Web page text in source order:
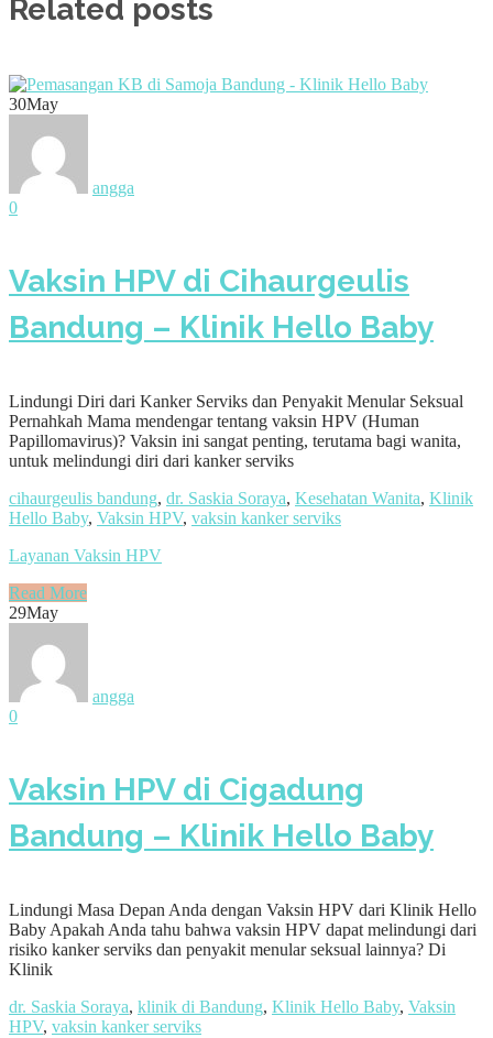
Related posts
30May
angga
0
Vaksin HPV di Cihaurgeulis
Bandung – Klinik Hello Baby
Lindungi Diri dari Kanker Serviks dan Penyakit Menular Seksual
Pernahkah Mama mendengar tentang vaksin HPV (Human
Papillomavirus)? Vaksin ini sangat penting, terutama bagi wanita,
untuk melindungi diri dari kanker serviks
cihaurgeulis bandung, dr. Saskia Soraya, Kesehatan Wanita, Klinik
Hello Baby, Vaksin HPV, vaksin kanker serviks
Layanan Vaksin HPV
Read More
29May
angga
0
Vaksin HPV di Cigadung
Bandung – Klinik Hello Baby
Lindungi Masa Depan Anda dengan Vaksin HPV dari Klinik Hello
Baby Apakah Anda tahu bahwa vaksin HPV dapat melindungi dari
risiko kanker serviks dan penyakit menular seksual lainnya? Di
Klinik
dr. Saskia Soraya, klinik di Bandung, Klinik Hello Baby, Vaksin
HPV, vaksin kanker serviks